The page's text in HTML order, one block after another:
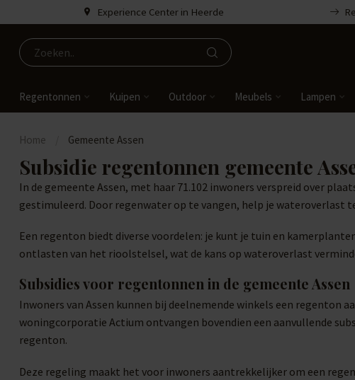
Experience Center in Heerde
Regentonnen Kuipen Outdoor Meubels Lampen
Home Gemeente Assen
Subsidie regentonnen gemeente
In de gemeente Assen, met haar 71.102 inwoners verspreid over
gestimuleerd. Door regenwater op te vangen, help je wateroverlast
Een regenton biedt diverse voordelen: je kunt je tuin en
ontlasten van het rioolstelsel, wat de kans op wateroverlast
Subsidies voor regentonnen in de gemeente Assen
Inwoners van Assen kunnen bij deelnemende winkels een regenton
woningcorporatie Actium ontvangen bovendien een aanvullende
regenton.
Deze regeling maakt het voor inwoners aantrekkelijker om een